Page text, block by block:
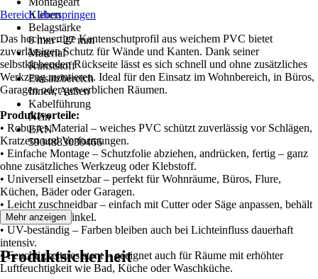
Kleben
Belagstärke
0 mm - 27 mm
Material
Kunststoff
Einsatzbereich
Innen, Außen
Kabelführung
Nein
EAN
5904883030466
Bereich überspringen
Das hochwertige Kantenschutprofil aus weichem PVC bietet
zuverlässigen Schutz für Wände und Kanten. Dank seiner
selbstklebenden Rückseite lässt es sich schnell und ohne zusätzliches
Werkzeug montieren. Ideal für den Einsatz im Wohnbereich, in Büros,
Garagen oder gewerblichen Räumen.
Produktvorteile:
• Robustes Material – weiches PVC schützt zuverlässig vor Schlägen,
Kratzern und Verformungen.
• Einfache Montage – Schutzfolie abziehen, andrücken, fertig – ganz
ohne zusätzliches Werkzeug oder Klebstoff.
• Universell einsetzbar – perfekt für Wohnräume, Büros, Flure,
Küchen, Bäder oder Garagen.
• Leicht zuschneidbar – einfach mit Cutter oder Säge anpassen, behält
sauberen 90°-Winkel.
• UV-beständig – Farben bleiben auch bei Lichteinfluss dauerhaft
intensiv.
• Feuchtigkeitsresistent – geeignet auch für Räume mit erhöhter
Luftfeuchtigkeit wie Bad, Küche oder Waschküche.
Mehr anzeigen
Produktsicherheit